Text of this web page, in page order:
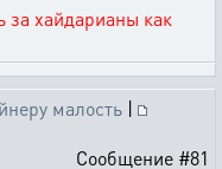
за хайдарианы как
малость |
Сообщение #81